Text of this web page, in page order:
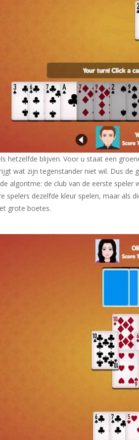
hetzelfde blijven. Voor u staat een
wat zijn tegenstander niet wil. Dus
algoritme: de club van de eerste
dezelfde kleur spelen, maar als
grote boetes.